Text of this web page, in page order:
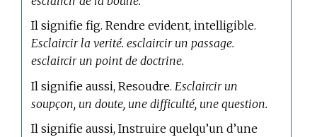
Il signifie fig. Rendre evident, intelligible.
Esclaircir la verité. esclaircir un passage.
esclaircir un point de doctrine.
Il signifie aussi, Resoudre. Esclaircir un
soupçon, un doute, une difficulté, une question.
Il signifie aussi, Instruire quelqu’un d’une